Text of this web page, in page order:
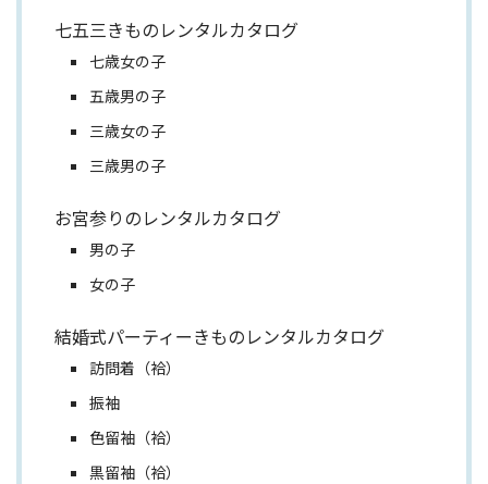
七五三きものレンタルカタログ
七歳女の子
五歳男の子
三歳女の子
三歳男の子
お宮参りのレンタルカタログ
男の子
女の子
結婚式パーティーきものレンタルカタログ
訪問着（袷）
振袖
色留袖（袷）
黒留袖（袷）